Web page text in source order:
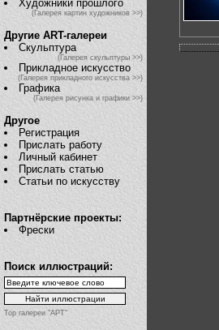
Художники прошлого
(Галерея картин художников >>)
Другие ART-галереи
Скульптура
(Галерея скульптуры >>)
Прикладное искусство
(Галерея прикладного искусства >>)
Графика
(Галерея рисунка и графики >>)
Другое
Регистрация
Прислать работу
Личный кабинет
Прислать статью
Статьи по искусству
Партнёрские проекты:
Фрески
Поиск иллюстраций:
Top галереи "АРТ"